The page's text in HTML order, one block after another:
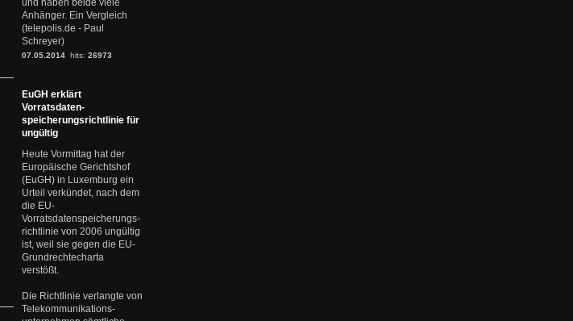
und haben beide viele
Anhänger. Ein Vergleich
(telepolis.de - Paul
Schreyer)
07.05.2014 hits: 26973
EuGH erklärt
Vorratsdaten-
speicherungsrichtlinie für
ungültig
Heute Vormittag hat der
Europäische Gerichtshof
(EuGH) in Luxemburg ein
Urteil verkündet, nach dem
die EU-
Vorratsdatenspeicherungs-
richtlinie von 2006 ungültig
ist, weil sie gegen die EU-
Grundrechtecharta
verstößt.
Die Richtlinie verlangte von
Telekommunikations-